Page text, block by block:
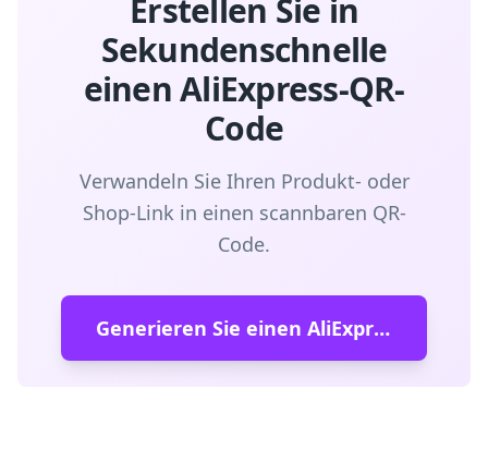
Erstellen Sie in
Sekundenschnelle
einen AliExpress-QR-
Code
Verwandeln Sie Ihren Produkt- oder
Shop-Link in einen scannbaren QR-
Code.
Generieren Sie einen AliExpress-QR-Code